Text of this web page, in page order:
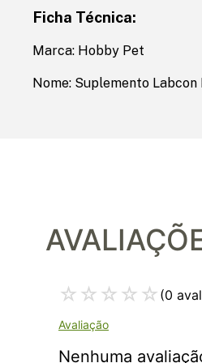
Ficha Técnica:
Marca: Hobby Pet
Nome: Suplemento
☆ ☆ ☆ ☆ ☆ (0
Nenhuma